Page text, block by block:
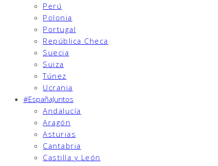
Perú
Polonia
Portugal
República Checa
Suecia
Suiza
Túnez
Ucrania
#EspañaJuntos
Andalucía
Aragón
Asturias
Cantabria
Castilla y León